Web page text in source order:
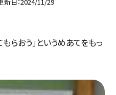
らおう」というめあてをもっ